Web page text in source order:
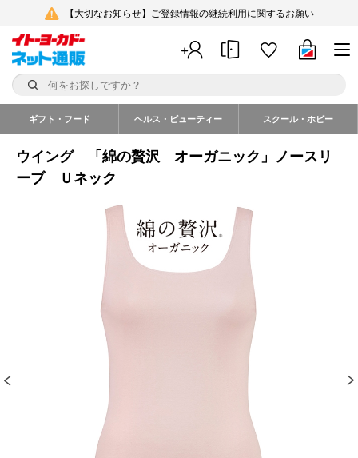
【大切なお知らせ】ご登録情報の継続利用に関するお願い
ギフト・フード ヘルス・ビューティー スクール・ホビー
ウイング 「綿の贅沢 オーガニック」ノースリ
ーブ Ｕネック